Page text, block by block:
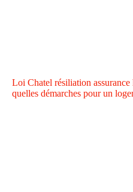
Loi Chatel résiliation assurance
quelles démarches pour un